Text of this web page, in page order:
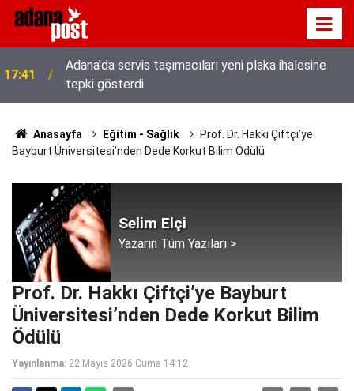
17:41
Adana'da servis taşımacıları yeni plaka ihalesine
tepki gösterdi
Anasayfa Eğitim - Sağlık
Prof. Dr. Hakkı Çiftçi’ye
Bayburt Üniversitesi’nden Dede Korkut Bilim Ödülü
Selim Elçi
Yazarın Tüm Yazıları >
Prof. Dr. Hakkı Çiftçi’ye Bayburt
Üniversitesi’nden Dede Korkut Bilim
Ödülü
Yayınlanma: 22 Mayıs 2026 Cuma 14:12